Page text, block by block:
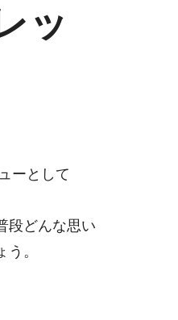
ッ
ーとして
段どんな思い
。